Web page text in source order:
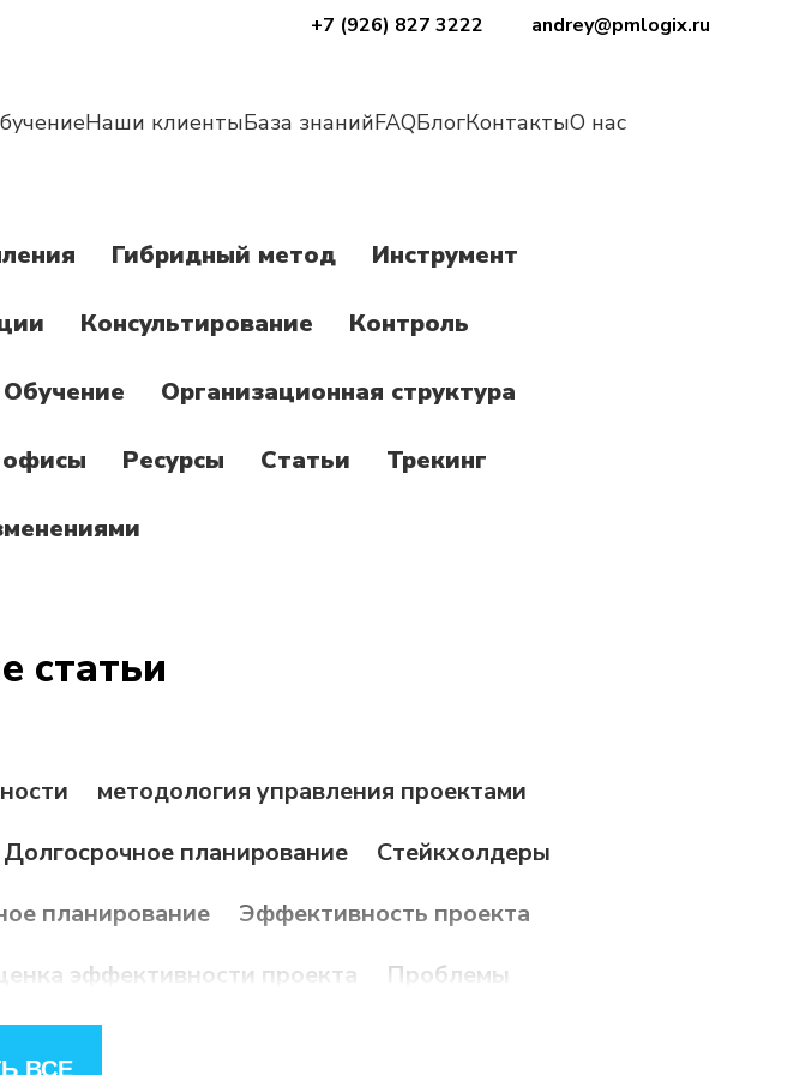
+7 (926) 827 3222 andrey@pmlogix.ru
Наши клиентыБаза знанийFAQБлогКонтактыО нас
Гибридный метод Инструмент
Консультирование Контроль
Обучение Организационная структура
Ресурсы Статьи Трекинг
статьи
методология управления проектами
Долгосрочное планирование
Стейкхолдеры
планирование
Эффективность проекта
эффективности проекта
Проблемы
ВСЕ